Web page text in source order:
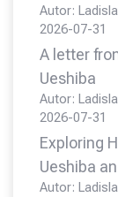
Autor:
2026-07-31
A letter
Ueshiba
Autor:
2026-07-31
Exploring
Ueshiba
Autor: